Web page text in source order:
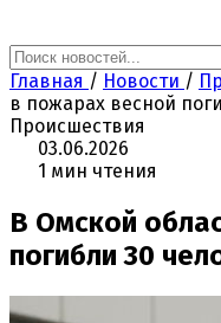
Главная / Новости /
в пожарах весной
Происшествия
03.06.2026
1 мин чтения
В Омской
погибли 30